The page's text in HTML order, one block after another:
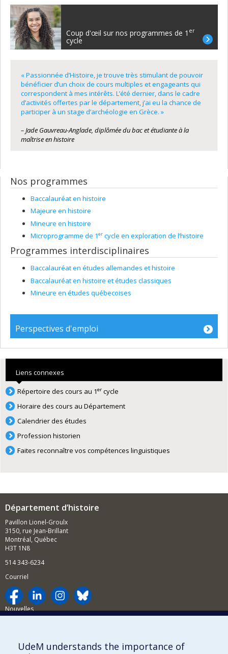
Coup d'œil sur nos programmes de 1 er
cycle
« Passionnée d’Histoire, je trouve très stimulant de pouvoir
bénéficier d’un choix de cours multiples et engageants qui
correspondent à mes intérêts. L’été dernier, dans le cadre
d’activités offertes par le département, j’ai eu la chance de
participer à un stage d’archéologie en Grèce. »
– Jade Gauvreau-Anglade, diplômée du bac et étudiante à la
maîtrise en histoire
Nos programmes
Baccalauréat en histoire
Majeure en histoire
Mineure en histoire
Microprogramme de 1er cycle en exploration de l’histoire
Programmes interdisciplinaires
Baccalauréat en études allemandes et histoire
Baccalauréat en histoire et études classiques
Mineure en études québecoises
Perspectives d'emploi
Liens connexes
Répertoire des cours au 1er cycle
Horaire des cours au Département
Calendrier des études
Profession historien
Faites reconnaître vos compétences linguistiques
Département d’histoire
Pavillon Lionel-Groulx
3150, rue Jean-Brillant
Montréal, Québec
H3T 1N8
514 343-6234
Courriel
Nouvelles
Comment soutenir le Département?
UdeM understands the importance of